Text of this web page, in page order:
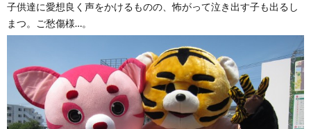
子供達に愛想良く声をかけるものの、怖がって泣き出す子も出るし
まつ。ご愁傷様…。